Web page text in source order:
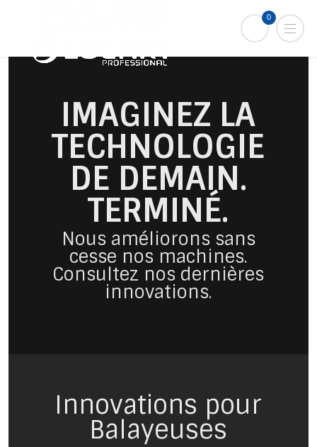
0
IMAGINEZ LA
TECHNOLOGIE
DE DEMAIN.
TERMINÉ.
Nous améliorons sans
cesse nos machines.
Consultez nos dernières
innovations.
Innovations pour
Balayeuses